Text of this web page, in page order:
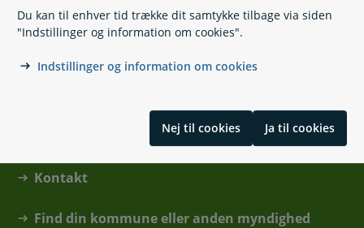
Du kan til enhver tid trække dit samtykke tilbage via siden
"Indstillinger og information om cookies".
Indstillinger og information om cookies
Nej til cookies Ja til cookies
Skrevet af Digitaliseringsstyrelsen i samarbejde med ATP,
Kontakt
Find din kommune eller anden myndighed